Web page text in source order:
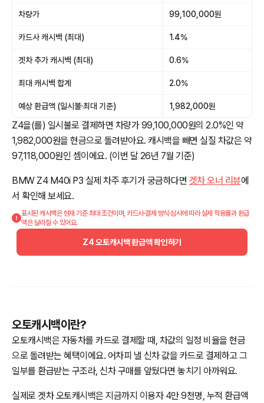
차량가 99,100,000원
카드사 캐시백 (최대) 1.4%
겟차 추가 캐시백 (최대) 0.6%
최대 캐시백 합계 2.0%
예상 환급액 (일시불·최대 기준) 1,982,000원
Z4을(를) 일시불로 결제하면 차량가 99,100,000원의 2.0%인 약
1,982,000원을 현금으로 돌려받아요. 캐시백을 빼면 실질 차값은 약
97,118,000원인 셈이에요. (이번 달 26년 7월 기준)
BMW Z4 M40i P3 실제 차주 후기가 궁금하다면 겟차 오너 리뷰에
서 확인해 보세요.
표시된 캐시백은 현재 기준 최대 조건이며, 카드사·결제 방식·심사에 따라 실제 적용률과 환급
액은 달라질 수 있어요.
Z4 오토캐시백 환급액 확인하기
오토캐시백이란?
오토캐시백은 자동차를 카드로 결제할 때, 차값의 일정 비율을 현금
으로 돌려받는 혜택이에요. 어차피 낼 신차 값을 카드로 결제하고 그
일부를 환급받는 구조라, 신차 구매를 앞뒀다면 놓치기 아까워요.
실제로 겟차 오토캐시백은 지금까지 이용자 4만 9천명, 누적 환급액